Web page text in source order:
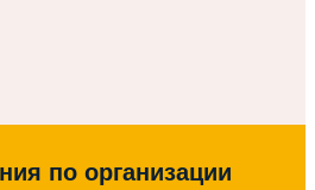
по организации